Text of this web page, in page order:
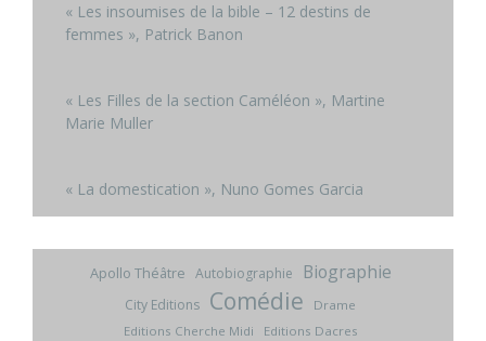
« Les insoumises de la bible – 12 destins de
femmes », Patrick Banon
« Les Filles de la section Caméléon », Martine
Marie Muller
« La domestication », Nuno Gomes Garcia
Apollo Théâtre Autobiographie Biographie
City Editions Comédie
Drame
Editions Cherche Midi
Editions Dacres